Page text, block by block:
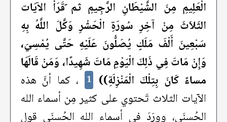
الْعَلِيمِ مِنَ الشَّيْطَانِ الرَّجِيمِ ثم َقَرَأَ الآيَات
الثَلاَثَ مِنْ آخِرِ سُورَةِ الْحَشْرِ وَكَّلَ اللَّهُ بِهِ
سَبْعِينَ أَلْفَ مَلَكٍ يُصَلُّونَ عَلَيْهِ حَتَّى يُمْسِيَ،
وَإِنْ مَاتَ فِي ذَلِكَ الْيَوْمِ مَاتَ شَهِيدًا، وَمَنْ قَالَهَا
مساءً كَانَ بِتِلْكَ الْمَنْزِلَةِ)) 1
، كما أنَّ هذه
الآيات الثلاث تَحتوي على كثير مِن أسماء الله
الحُسنَى، وورَدَ في أسماء الله الحُسنَى قول